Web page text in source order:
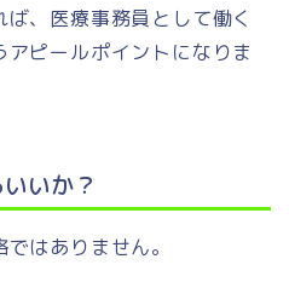
、医療事務員として働く
ピールポイントになりま
いか？
はありません。